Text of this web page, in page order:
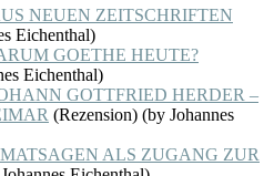
NEUEN ZEITSCHRIFTEN
Eichenthal)
GOETHE HEUTE?
Eichenthal)
GOTTFRIED HERDER –
(Rezension) (by Johannes
ALS ZUGANG ZUR